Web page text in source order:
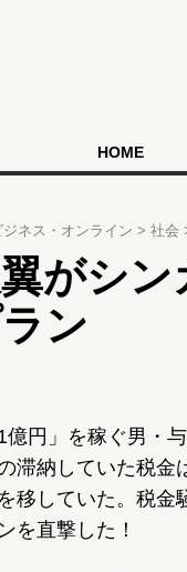
HOME
ネス・オンライン 社会
がシ
ン
1億円」を稼ぐ男・
滞納していた税金
移していた。税金
を直撃した！